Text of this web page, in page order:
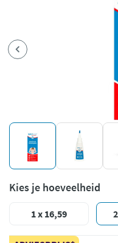
Kies je hoeveelheid
1 x 16,59